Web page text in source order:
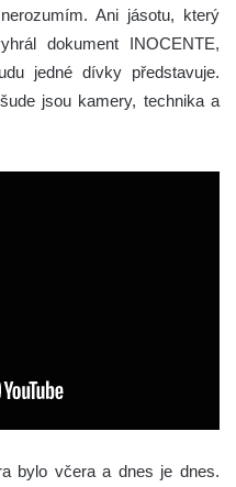
Ani jásotu, který
dokument INOCENTE,
jedné dívky představuje.
jsou kamery, technika a
bylo včera a dnes je dnes.